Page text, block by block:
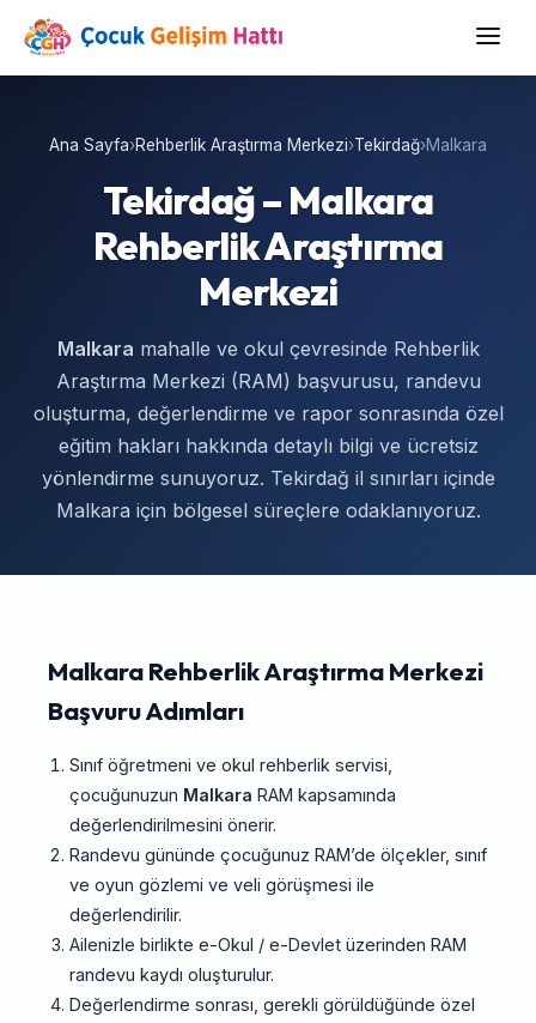
Ana Sayfa›Rehberlik Araştırma Merkezi›Tekirdağ›Malkara
Tekirdağ – Malkara
Rehberlik Araştırma
Merkezi
Malkara mahalle ve okul çevresinde Rehberlik
Araştırma Merkezi (RAM) başvurusu, randevu
oluşturma, değerlendirme ve rapor sonrasında özel
eğitim hakları hakkında detaylı bilgi ve ücretsiz
yönlendirme sunuyoruz. Tekirdağ il sınırları içinde
Malkara için bölgesel süreçlere odaklanıyoruz.
Malkara Rehberlik Araştırma Merkezi
Başvuru Adımları
Sınıf öğretmeni ve okul rehberlik servisi,
çocuğunuzun Malkara RAM kapsamında
değerlendirilmesini önerir.
Randevu gününde çocuğunuz RAM’de ölçekler, sınıf
ve oyun gözlemi ve veli görüşmesi ile
değerlendirilir.
Ailenizle birlikte e-Okul / e-Devlet üzerinden RAM
randevu kaydı oluşturulur.
Değerlendirme sonrası, gerekli görüldüğünde özel